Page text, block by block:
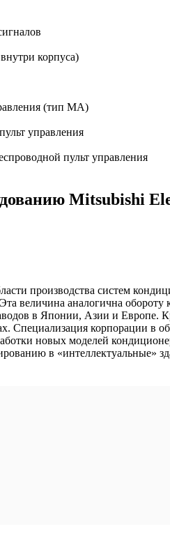
корпуса)
(тип МА)
управления
пульт управления
Mitsubishi
производства систем
величина аналогична
в Японии, Азии и Европе.
Специализация корпорации в
новых моделей
в «интеллектуальные»